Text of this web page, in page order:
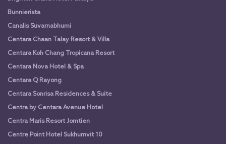
Bunnierista
Canalis Suvarnabhumi
Centara Chaan Talay Resort & Villa
Centara Koh Chang Tropicana Resort
Centara Nova Hotel & Spa
Centara Q Rayong
Centara Sonrisa Residences & Suite
Centra by Centara Avenue Hotel
Centra Maris Resort Jomtien
Centre Point Hotel Sukhumvit 10